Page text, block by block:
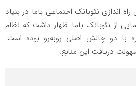
راه اندازی نئوبانک اجتماعی باما در بنیاد
از نئوبانک باما اظهار داشت که نظام
با دو چالش اصلی روبه‌رو بوده است.
دریافت این منابع.